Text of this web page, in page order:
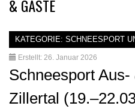
& GÄSTE
KATEGORIE: SCHNEESPORT
Erstellt: 26. Januar 2026
Schneesport
Zillertal